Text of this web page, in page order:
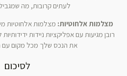
לעתים קרובות, מה
מצלמות אלחוטיות: מצלמות אלחוטיות
רובן מגיעות עם אפליקציות ניידות
את הנכס שלך מכל מקום עם
לסיכום